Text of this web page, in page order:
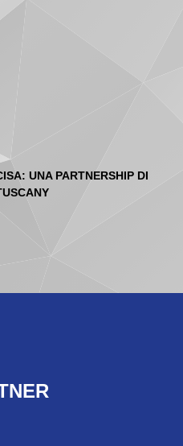
UNA PARTNERSHIP DI